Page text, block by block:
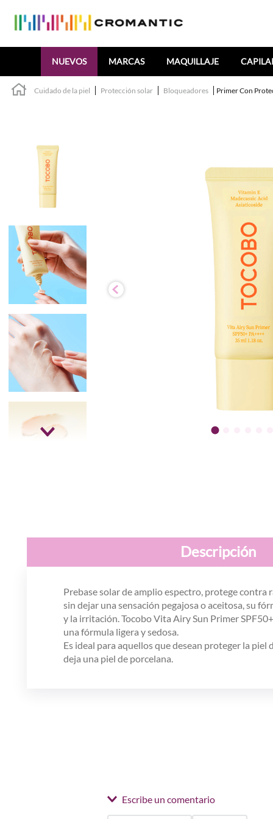
NUEVOS MARCAS MAQUILLAJE
Cuidado de la piel Protección solar Bloqueadores Primer Con
Descripción
Prebase solar de amplio espectro, protege contra
sin dejar una sensación pegajosa o aceitosa, su
y la irritación. Tocobo Vita Airy Sun Primer
una fórmula ligera y sedosa.
Es ideal para aquellos que desean proteger la
deja una piel de porcelana.
Escribe un comentario